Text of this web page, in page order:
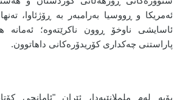
ئەمریکا و ڕووسیا بەرامبەر بە ڕۆژئاوا،
ئاسایشی ناوخۆ ڕوون ناکرێتەوە؛ ئەمانە
پاراستنی چەکداری کۆریدۆرەکانی داهاتوون.
بۆیە لەم ململانێیەدا، ئێران "ئامانجی